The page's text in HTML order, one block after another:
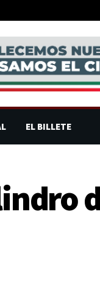
EL BILLETE